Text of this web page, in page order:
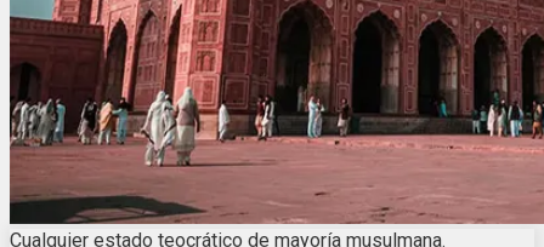
Cualquier estado teocrático de mayoría musulmana.